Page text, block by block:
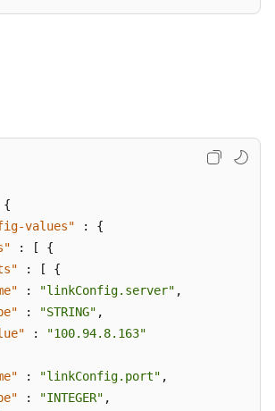
{
values"
:
{
: [
{
: [
{
: "linkConfig.server" ,
: "STRING" ,
:
"100.94.8.163"
: "linkConfig.port" ,
: "INTEGER" ,